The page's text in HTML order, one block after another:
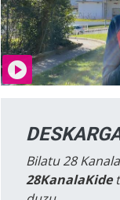
Bilatu 28
28KanalaKide